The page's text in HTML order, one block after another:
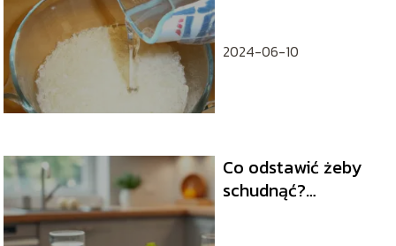
2024-06-10
Co odstawić żeby
schudnąć?